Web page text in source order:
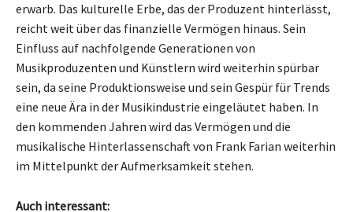
erwarb. Das kulturelle Erbe, das der Produzent hinterlässt,
reicht weit über das finanzielle Vermögen hinaus. Sein
Einfluss auf nachfolgende Generationen von
Musikproduzenten und Künstlern wird weiterhin spürbar
sein, da seine Produktionsweise und sein Gespür für Trends
eine neue Ära in der Musikindustrie eingeläutet haben. In
den kommenden Jahren wird das Vermögen und die
musikalische Hinterlassenschaft von Frank Farian weiterhin
im Mittelpunkt der Aufmerksamkeit stehen.
Auch interessant: